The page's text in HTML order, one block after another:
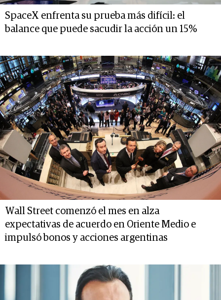
SpaceX enfrenta su prueba más difícil: el
balance que puede sacudir la acción un 15%
Wall Street comenzó el mes en alza
expectativas de acuerdo en Oriente Medio e
impulsó bonos y acciones argentinas